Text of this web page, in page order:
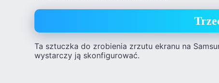
Ta sztuczka do zrobienia zrzutu ekranu na
wystarczy ją skonfigurować.